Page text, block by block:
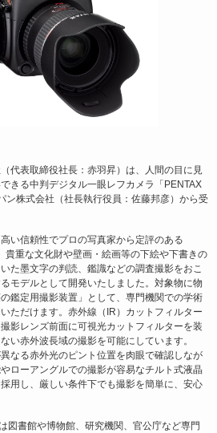
代表取締役社長：赤羽昇）は、人間の目に見
きる中判デジタル一眼レフカメラ「PENTAX
ン株式会社（社長執行役員：佐藤邦彦）から受
い信頼性でプロの写真家から定評のある
貴重な文化財や壁画・絵画等の下絵や下書きの
た墨文字の判読、鑑識などの調査撮影をおこ
モデルとして開発いたしました。対象物に物
鑑定用撮影装置」として、専門機関での学術
ただけます。赤外線（IR）カットフィルター
影レンズ前面に可視光カットフィルターを装
い赤外波長域の撮影を可能にしています。
なる赤外光のピント位置を肉眼で確認しなが
ローアングルでの撮影が容易なチルト式液晶
用し、厳しい条件下でも撮影を簡単に、安心
図書館や博物館、研究機関、官公庁など専門